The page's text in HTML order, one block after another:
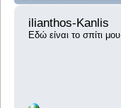
ilianthos-Kanlis
Εδώ είναι το σπίτι μου